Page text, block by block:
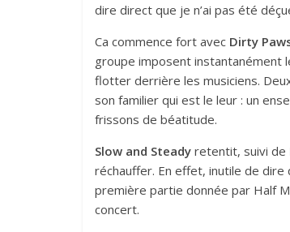
dire direct que je n’ai pas été
Ca commence fort avec Dirty
groupe imposent instantanément
flotter derrière les musiciens.
son familier qui est le leur : un
frissons de béatitude.
Slow and Steady retentit, suivi de
réchauffer. En effet, inutile de dire
première partie donnée par Half
concert.